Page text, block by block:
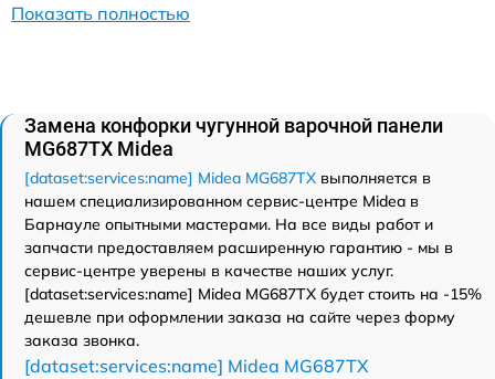
Показать полностью
Замена конфорки чугунной варочной панели
MG687TX Midea
[dataset:services:name] Midea MG687TX выполняется в
нашем специализированном сервис-центре Midea в
Барнауле опытными мастерами. На все виды работ и
запчасти предоставляем расширенную гарантию - мы в
сервис-центре уверены в качестве наших услуг.
[dataset:services:name] Midea MG687TX будет стоить на -15%
дешевле при оформлении заказа на сайте через форму
заказа звонка.
[dataset:services:name] Midea MG687TX